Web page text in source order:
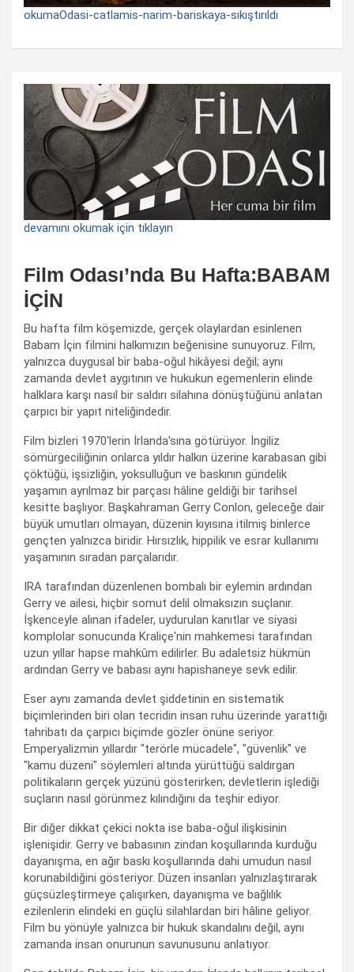
okumaOdasi-catlamis-narim-bariskaya-sıkıştırıldı
devamını okumak için tıklayın
Film Odası’nda Bu Hafta:BABAM
İÇİN
Bu hafta film köşemizde, gerçek olaylardan esinlenen
Babam İçin filmini halkımızın beğenisine sunuyoruz. Film,
yalnızca duygusal bir baba-oğul hikâyesi değil; aynı
zamanda devlet aygıtının ve hukukun egemenlerin elinde
halklara karşı nasıl bir saldırı silahına dönüştüğünü anlatan
çarpıcı bir yapıt niteliğindedir.
Film bizleri 1970'lerin İrlanda'sına götürüyor. İngiliz
sömürgeciliğinin onlarca yıldır halkın üzerine karabasan gibi
çöktüğü, işsizliğin, yoksulluğun ve baskının gündelik
yaşamın ayrılmaz bir parçası hâline geldiği bir tarihsel
kesitte başlıyor. Başkahraman Gerry Conlon, geleceğe dair
büyük umutları olmayan, düzenin kıyısına itilmiş binlerce
gençten yalnızca biridir. Hırsızlık, hippilik ve esrar kullanımı
yaşamının sıradan parçalarıdır.
IRA tarafından düzenlenen bombalı bir eylemin ardından
Gerry ve ailesi, hiçbir somut delil olmaksızın suçlanır.
İşkenceyle alınan ifadeler, uydurulan kanıtlar ve siyasi
komplolar sonucunda Kraliçe'nin mahkemesi tarafından
uzun yıllar hapse mahkûm edilirler. Bu adaletsiz hükmün
ardından Gerry ve babası aynı hapishaneye sevk edilir.
Eser aynı zamanda devlet şiddetinin en sistematik
biçimlerinden biri olan tecridin insan ruhu üzerinde yarattığı
tahribatı da çarpıcı biçimde gözler önüne seriyor.
Emperyalizmin yıllardır "terörle mücadele", "güvenlik" ve
"kamu düzeni" söylemleri altında yürüttüğü saldırgan
politikaların gerçek yüzünü gösterirken; devletlerin işlediği
suçların nasıl görünmez kılındığını da teşhir ediyor.
Bir diğer dikkat çekici nokta ise baba-oğul ilişkisinin
işlenişidir. Gerry ve babasının zindan koşullarında kurduğu
dayanışma, en ağır baskı koşullarında dahi umudun nasıl
korunabildiğini gösteriyor. Düzen insanları yalnızlaştırarak
güçsüzleştirmeye çalışırken, dayanışma ve bağlılık
ezilenlerin elindeki en güçlü silahlardan biri hâline geliyor.
Film bu yönüyle yalnızca bir hukuk skandalını değil, aynı
zamanda insan onurunun savunusunu anlatıyor.